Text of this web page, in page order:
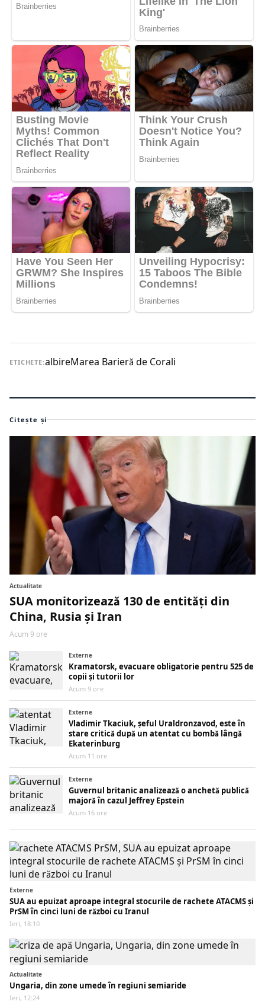
ETICHETE:albireMarea Barieră de Corali
Citește și
Actualitate
SUA monitorizează 130 de entități din
China, Rusia și Iran
Acum 9 ore
Externe
Kramatorsk, evacuare obligatorie pentru 525 de
copii și tutorii lor
Acum 9 ore
Externe
Vladimir Tkaciuk, șeful Uraldronzavod, este în
stare critică după un atentat cu bombă lângă
Ekaterinburg
Acum 11 ore
Externe
Guvernul britanic analizează o anchetă publică
majoră în cazul Jeffrey Epstein
Acum 16 ore
Externe
SUA au epuizat aproape integral stocurile de rachete ATACMS și
PrSM în cinci luni de război cu Iranul
Ieri, 18:10
Actualitate
Ungaria, din zone umede în regiuni semiaride
Ieri, 12:24